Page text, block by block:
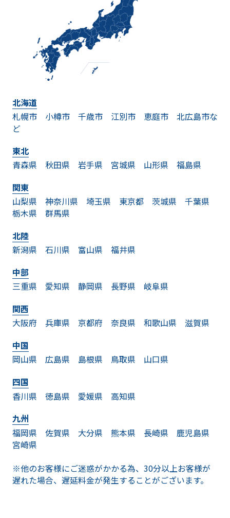
立ち合いが難しい場合も引き受けて
いただけますか？
はい。お時間を作るのが難しい方にも快
北海道
札幌市
小樽市 千歳市 江別市 恵庭市
北広島市な
ど
東北
青森県
秋田県 岩手県 宮城県 山形県
福島県
関東
山梨県
神奈川県 埼玉県 東京都 茨城県
千葉県
栃木県
群馬県
北陸
新潟県
石川県 富山県
福井県
中部
三重県
愛知県 静岡県 長野県
岐阜県
関西
大阪府
兵庫県 京都府 奈良県 和歌山県
滋賀県
中国
岡山県
広島県 島根県 鳥取県
山口県
四国
香川県
徳島県 愛媛県
高知県
九州
福岡県
佐賀県 大分県 熊本県 長崎県
鹿児島県
宮崎県
※他のお客様にご迷惑がかかる為、30分以上お客様が
遅れた場合、遅延料金が発生することがございます。